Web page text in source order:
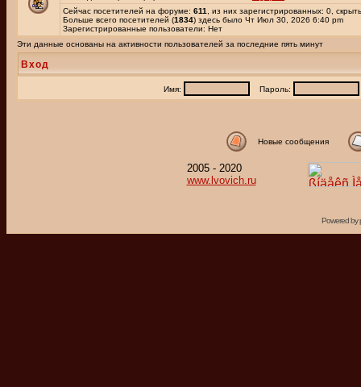
Сейчас посетителей на форуме: 611
, из них зарегистрированных: 0,
Больше всего посетителей (1834) здесь было Чт Июл 30, 2026 6:40 pm
Зарегистрированные пользователи: Нет
Эти данные основаны на активности пользователей за последние пять минут
Вход
Имя: Пароль:
Новые сообщения
2005 - 2020
www.lvovich.ru
Powered by